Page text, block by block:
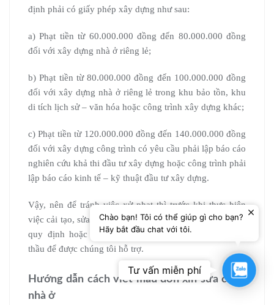
định phải có giấy phép xây dựng như sau:
a) Phạt tiền từ 60.000.000 đồng đến 80.000.000 đồng
đối với xây dựng nhà ở riêng lẻ;
b) Phạt tiền từ 80.000.000 đồng đến 100.000.000 đồng
đối với xây dựng nhà ở riêng lẻ trong khu bảo tồn, khu
di tích lịch sử – văn hóa hoặc công trình xây dựng khác;
c) Phạt tiền từ 120.000.000 đồng đến 140.000.000 đồng
đối với xây dựng công trình có yêu cầu phải lập báo cáo
nghiên cứu khả thi đầu tư xây dựng hoặc công trình phải
lập báo cáo kinh tế – kỹ thuật đầu tư xây dựng.
Vậy, nên để tránh việc xử phạt thì trước khi thực hiện
việc cải tạo, sửa chữa công dân, tổ chức nên tìm hiểu kỹ
quy định hoặc nếu không hiểu biết hãy gọi tới Nhà
thầu để được chúng tôi hỗ trợ.
Hướng dẫn cách viết mẫu đơn xin sửa chữa
nhà ở
Zalo
Tư vấn miễn phí
Chào bạn! Tôi có thể giúp gì cho bạn?
Hãy bắt đầu chat với tôi.